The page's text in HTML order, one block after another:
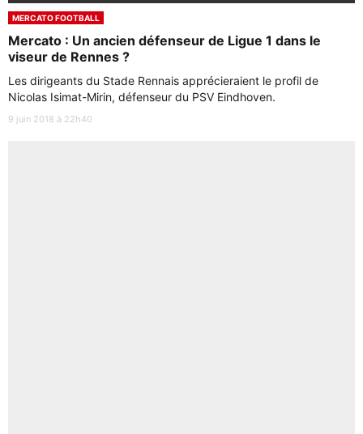
MERCATO FOOTBALL
Mercato : Un ancien défenseur de Ligue 1 dans le
viseur de Rennes ?
Les dirigeants du Stade Rennais apprécieraient le profil de
Nicolas Isimat-Mirin, défenseur du PSV Eindhoven.
9 juin 2018 à 22h40